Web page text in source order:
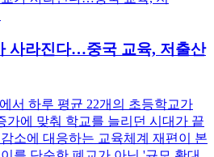
사라진다…중국 교육, 저출산
서 하루 평균 22개의 초등학교가
가에 맞춰 학교를 늘리던 시대가 끝
소에 대응하는 교육체계 재편이 본